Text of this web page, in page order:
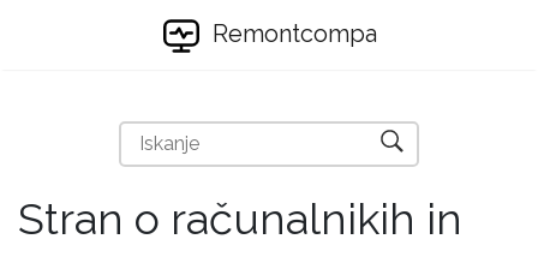
Remontcompa
Stran o računalnikih in